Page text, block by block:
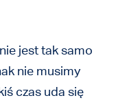
jest tak samo
nie musimy
czas uda się